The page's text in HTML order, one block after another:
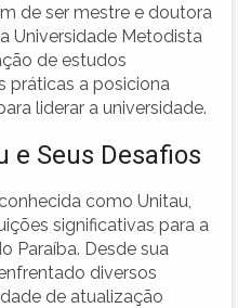
de ser mestre e doutora
Universidade Metodista
de estudos
práticas a posiciona
liderar a universidade.
e Seus Desafios
como Unitau,
significativas para a
Paraíba. Desde sua
diversos
de atualização